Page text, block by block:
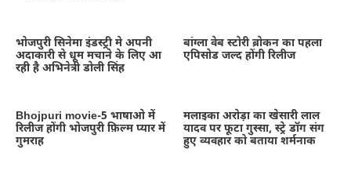
भोजपुरी सिनेमा इंडस्ट्री मे अपनी
अदाकारी से धूम मचाने के लिए आ
रही है अभिनेत्री डोली सिंह
बांग्ला वेब स्टोरी ब्रोकन का पहला
एपिसोड जल्द होंगी रिलीज
Bhojpuri movie-5 भाषाओ में
रिलीज होंगी भोजपुरी फ़िल्म प्यार में
गुमराह
मलाइका अरोड़ा का खेसारी लाल
यादव पर फूटा गुस्सा, स्ट्रे डॉग संग
हुए व्यवहार को बताया शर्मनाक